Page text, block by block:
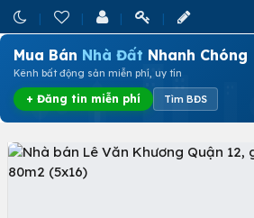
Mua Bán Nhà Đất Nhanh Chóng
Kênh bất động sản miễn phí, uy tín
+ Đăng tin miễn phí Tìm BĐS